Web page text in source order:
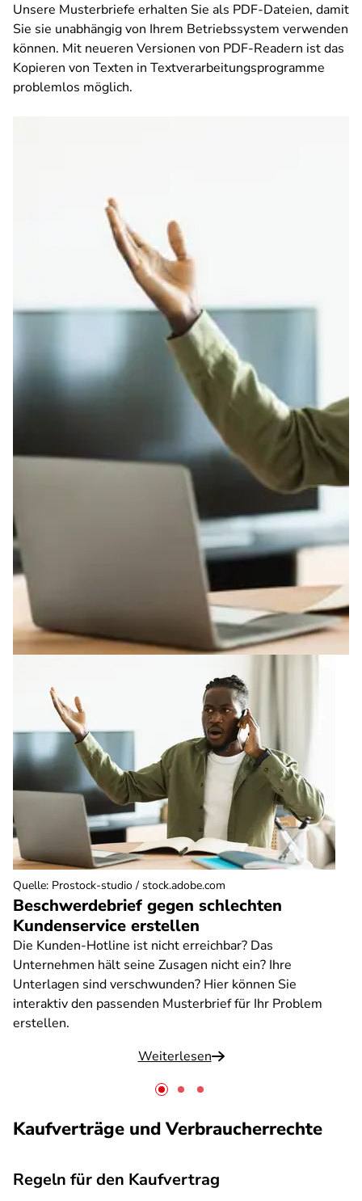
Unsere Musterbriefe erhalten Sie als PDF-Dateien, damit
Sie sie unabhängig von Ihrem Betriebssystem verwenden
können. Mit neueren Versionen von PDF-Readern ist das
Kopieren von Texten in Textverarbeitungsprogramme
problemlos möglich.
Beschwerdebrief gegen schlechten
Kundenservice erstellen
Die Kunden-Hotline ist nicht erreichbar? Das
Unternehmen hält seine Zusagen nicht ein? Ihre
Unterlagen sind verschwunden? Hier können Sie
interaktiv den passenden Musterbrief für Ihr Problem
erstellen.
Weiterlesen
Quelle: Prostock-studio / stock.adobe.com
Kaufverträge und Verbraucherrechte
Regeln für den Kaufvertrag